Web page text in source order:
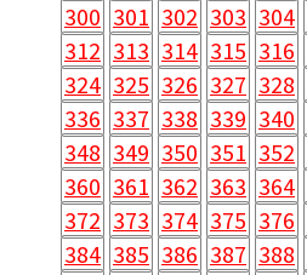
300 301 302 303 304
312 313 314 315 316
324 325 326 327 328
336 337 338 339 340
348 349 350 351 352
360 361 362 363 364
372 373 374 375 376
384 385 386 387 388